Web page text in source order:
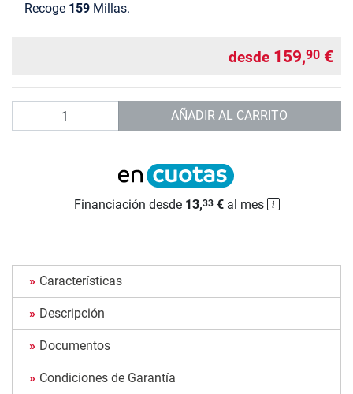
Recoge 159 Millas.
desde 159,90 €
AÑADIR AL CARRITO
Financiación desde 13,33€al mes
Características
Descripción
Documentos
Condiciones de Garantía